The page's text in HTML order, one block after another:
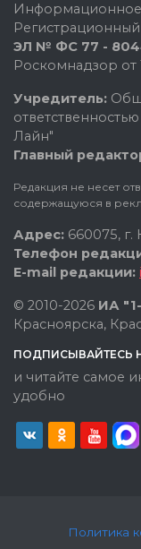
Информационное
ЭЛ № ФС 77 -
Роскомнадзор от
Учредитель:
Лайн"
Главный
Редакция не несет
содержащуюся в
Адрес: 660075, г.
Телефон
E-mail редакции:
© 2010-2026 ИА
Красноярска,
ПОДПИСЫВАЙТЕСЬ
и читайте самое
удобно
Политика